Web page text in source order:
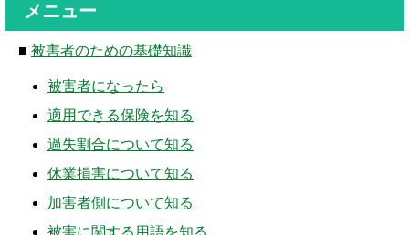
メニュー
■ 被害者のための基礎知識
被害者になったら
適用できる保険を知る
過失割合について知る
休業損害について知る
加害者側について知る
被害に関する用語を知る
大型車事故の体験談
自転車事故の体験談
ムチ打ちの体験談
捻挫の体験談
打撲の体験談